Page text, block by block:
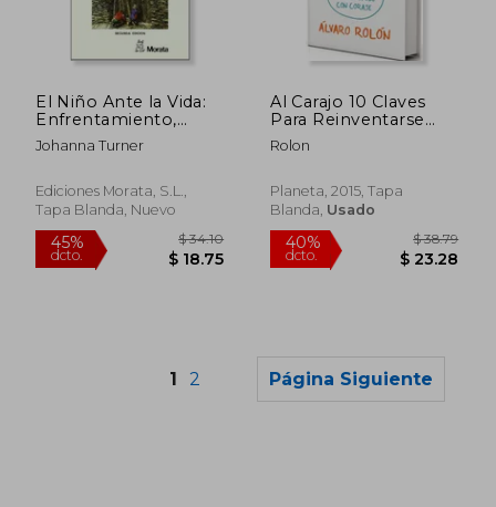
45%
dcto.
$ 35.86
$ 19.72
45%
dcto.
El Niño Ante la Vida:
Enfrentamiento,
Competencia y
Cognición
Johanna Turner
Ediciones Morata, S.L.,
Tapa Blanda, Nuevo
Al Carajo 10 Claves
Para Reinventarse
con Coraje
Rolon
Planeta, 2015, Tapa
Blanda, Usado
1 2 Página Siguiente